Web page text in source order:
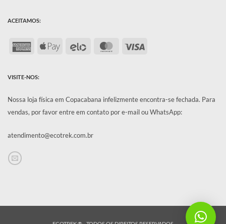
VISITE-NOS:
Nossa loja física em Copacabana infelizmente encontra-se fechada. Para
vendas, por favor entre em contato por e-mail ou WhatsApp:
atendimento@ecotrek.com.br
ACEITAMOS:
AmericanApple
MasterCard